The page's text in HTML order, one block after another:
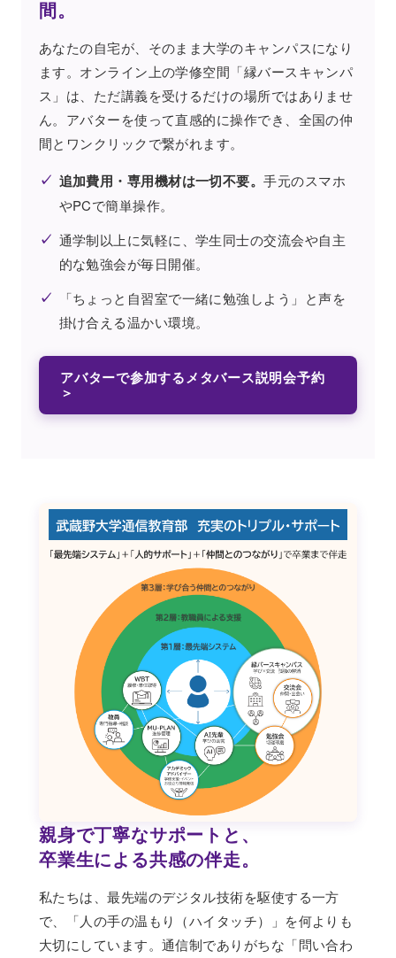
間。
あなたの自宅が、そのまま大学のキャンパスになり
ます。オンライン上の学修空間「縁バースキャンパ
ス」は、ただ講義を受けるだけの場所ではありませ
ん。アバターを使って直感的に操作でき、全国の仲
間とワンクリックで繋がれます。
✓ 追加費用・専用機材は一切不要。手元のスマホ
やPCで簡単操作。
✓ 通学制以上に気軽に、学生同士の交流会や自主
的な勉強会が毎日開催。
✓
「ちょっと自習室で一緒に勉強しよう」と声を
掛け合える温かい環境。
アバターで参加するメタバース説明会予約
＞
親身で丁寧なサポートと、
卒業生による共感の伴走。
私たちは、最先端のデジタル技術を駆使する一方
で、「人の手の温もり（ハイタッチ）」を何よりも
大切にしています。通信制でありがちな「問い合わ